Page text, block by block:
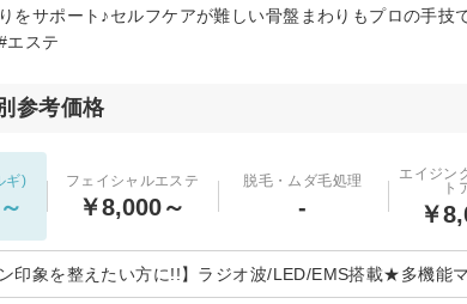
をサポート♪セルフケアが難しい骨盤まわりもプロの手
エステ
参考価格
ギ) フェイシャルエステ
￥8,000～
脱毛・ムダ毛処理
-
エイジン
ト
￥
ン印象を整えたい方に!!】ラジオ波/LED/EMS搭載★多機能